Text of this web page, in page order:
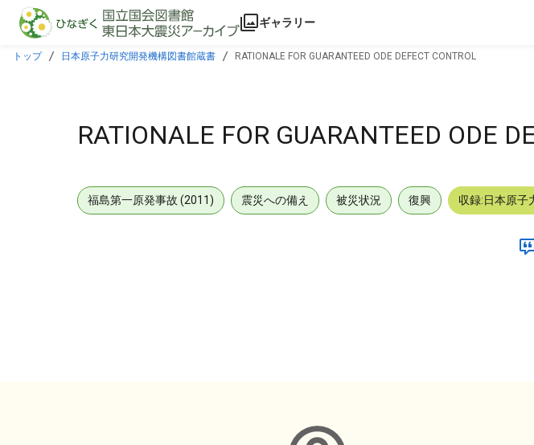
本文に飛ぶ
ギャラリー
トップ 日本原子力研究開発機構図書館蔵書 RATIONALE FOR GUARANTEED ODE DEFECT CONTROL
RATIONALE FOR GUARANTEED ODE
福島第一原発事故 (2011) 震災への備え 被災状況 復興 収録:日本原子